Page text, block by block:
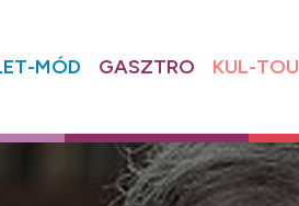
MÓD GASZTRO KUL-